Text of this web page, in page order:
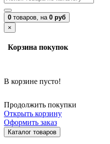
0 товаров, на 0 руб
×
Корзина покупок
В корзине пусто!
Продолжить покупки
Открыть корзину
Оформить заказ
Каталог товаров